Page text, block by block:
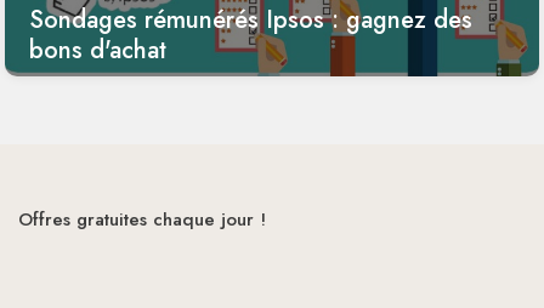
Sondages rémunérés Ipsos : gagnez des
bons d'achat
Offres gratuites chaque jour !